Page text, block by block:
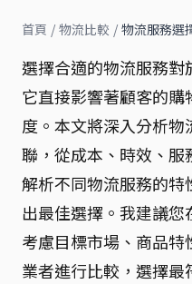
首頁 / 物流比較 / 物流服務選
選擇合適的物流服務對
它直接影響著顧客的
度。本文將深入分析
聯，從成本、時效、服
解析不同物流服務的
出最佳選擇。我建議
考慮目標市場、商品
業者進行比較，選擇